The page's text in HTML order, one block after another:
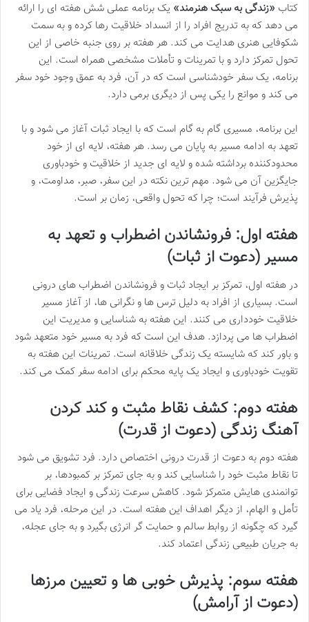
کتاب «زندگی به سبک هنرمند» یک برنامه عملی شش هفته ای را ارائه
می دهد که به تدریج افراد را از انسداد خلاقیت رها کرده و به سمت
شکوفایی هنری هدایت می کند. هر هفته بر روی جنبه خاصی از این
تحول تمرکز دارد و با تمرینات و تأملات مشخصی همراه است. این
برنامه، یک سفر خودشناسی است که در آن، فرد به عمق وجود خود سفر
می کند و موانع را یکی پس از دیگری برمی دارد.
این برنامه، مسیری گام به گام است که با ایجاد ثبات آغاز می شود و با
تعهد به ادامه مسیر به پایان می رسد. هر هفته، لایه ای از خود
محدودکننده برداشته شده و لایه ای جدید از خلاقیت و خودباوری
جایگزین آن می شود. مهم ترین نکته در این سفر، صبر، مداومت، و
پذیرش فرآیند است؛ چرا که تحول واقعی، زمان بر است.
هفته اول: فرونشاندن اضطراب و تعهد به
مسیر (دعوت از ثبات)
در هفته اول، تمرکز بر ایجاد ثبات و فرونشاندن اضطراب های درونی
است. بسیاری از افراد به دلیل ترس ها و نگرانی ها، از آغاز مسیر
خلاقیت خودداری می کنند. این هفته به شناسایی و مدیریت این
اضطراب ها می پردازد. هدف این است که فرد به مسیر خود متعهد شود
و باور کند که شایسته یک زندگی خلاقانه است. تمرینات این هفته به
تقویت خودباوری و ایجاد یک پایه محکم برای ادامه سفر کمک می کند.
هفته دوم: کشف نقاط مثبت و کند کردن
آهنگ زندگی (دعوت از قدرت)
هفته دوم به دعوت از قدرت درونی اختصاص دارد. فرد تشویق می شود
تا نقاط مثبت خود را شناسایی کند و به جای تمرکز بر کمبودها، بر
توانمندی هایش متمرکز شود. کاهش سرعت زندگی و ایجاد فضایی برای
تأمل و الهام، از دیگر اهداف این هفته است. در این مرحله، فرد یاد می
گیرد که چگونه از روابط سالم و حمایت گر انرژی بگیرد و به جای عجله،
به جریان طبیعی زندگی اعتماد کند.
هفته سوم: پذیرش خوبی ها و تعیین مرزها
(دعوت از آرامش)